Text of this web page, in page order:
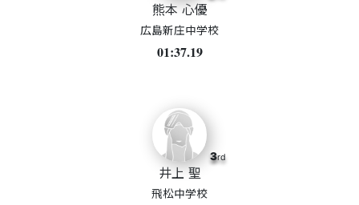
熊本 心優
広島新庄中学校
01:37.19
3rd
井上 聖
飛松中学校